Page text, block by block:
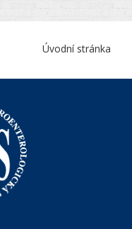
Úvodní stránka